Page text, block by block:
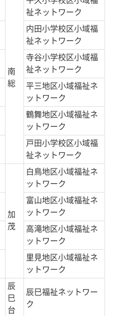
南
総
祉ネットワーク
内田小学校区小域福
祉ネットワーク
寺谷小学校区小域福
祉ネットワーク
平三地区小域福祉ネ
ットワーク
鶴舞地区小域福祉ネ
ットワーク
戸田小学校区小域福
祉ネットワーク
加
茂
白鳥地区小域福祉ネ
ットワーク
富山地区小域福祉ネ
ットワーク
高滝地区小域福祉ネ
ットワーク
里見地区小域福祉ネ
ットワーク
辰
巳
台
辰巳福祉ネットワー
ク